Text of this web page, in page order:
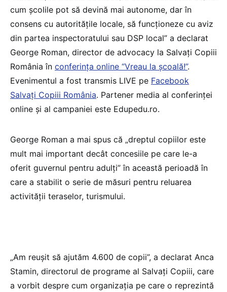
cum școlile pot să devină mai autonome, dar în
consens cu autoritățile locale, să funcționeze cu aviz
din partea inspectoratului sau DSP local” a declarat
George Roman, director de advocacy la Salvați Copiii
România în conferința online “Vreau la școală!”.
Evenimentul a fost transmis LIVE pe Facebook
Salvați Copiii România. Partener media al conferinței
online și al campaniei este Edupedu.ro.
George Roman a mai spus că „dreptul copiilor este
mult mai important decât concesiile pe care le-a
oferit guvernul pentru adulți” în această perioadă în
care a stabilit o serie de măsuri pentru reluarea
activității teraselor, turismului.
„Am reușit să ajutăm 4.600 de copii”, a declarat Anca
Stamin, directorul de programe al Salvați Copiii, care
a vorbit despre cum organizația pe care o reprezintă